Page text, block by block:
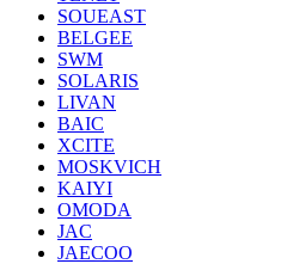
SOUEAST
BELGEE
SWM
SOLARIS
LIVAN
BAIC
XCITE
MOSKVICH
KAIYI
OMODA
JAC
JAECOO